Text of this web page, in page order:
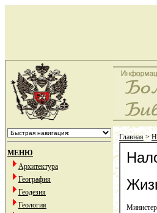
МЕНЮ
Архитектура
География
Геодезия
Геология
Главная>